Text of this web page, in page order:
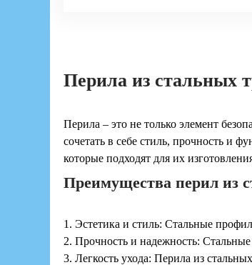
Перила из стальных
Перила – это не только элемент
сочетать в себе стиль, прочность и
которые подходят для их
Преимущества перил из
1. Эстетика и стиль: Стальные
2. Прочность и надежность:
3. Легкость ухода: Перила из